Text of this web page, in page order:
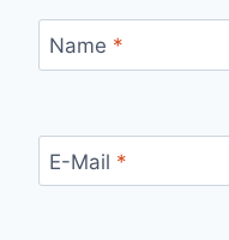
Name *
E-Mail *